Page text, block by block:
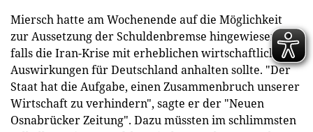
Miersch hatte am Wochenende auf die Möglichkeit
zur Aussetzung der Schuldenbremse hingewiesen,
falls die Iran-Krise mit erheblichen wirtschaftlichen
Auswirkungen für Deutschland anhalten sollte. "Der
Staat hat die Aufgabe, einen Zusammenbruch unserer
Wirtschaft zu verhindern", sagte er der "Neuen
Osnabrücker Zeitung". Dazu müssten im schlimmsten